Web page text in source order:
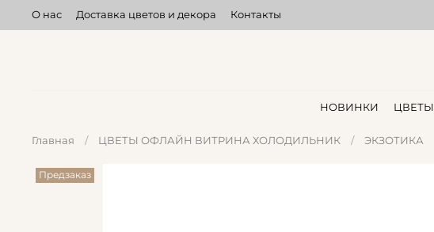
О нас Доставка цветов и декора Контакты
НОВИНКИ ЦВЕТЫ
Главная ЦВЕТЫ ОФЛАЙН ВИТРИНА ХОЛОДИЛЬНИК ЭКЗОТИКА
Предзаказ